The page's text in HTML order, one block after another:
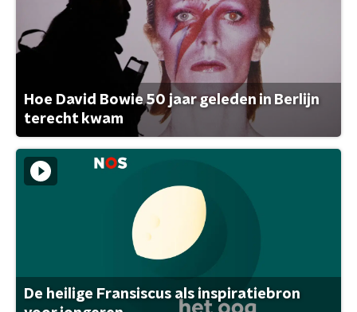
Hoe David Bowie 50 jaar geleden in Berlijn
terecht kwam
De heilige Fransiscus als inspiratiebron